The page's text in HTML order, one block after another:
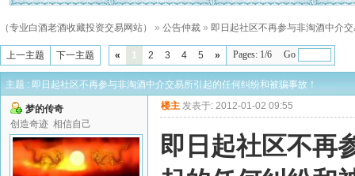
（专业白酒老酒收藏投资交易网站） » 公告仲裁 » 即日起社区不再参与非淘酒中介
上一主题 下一主题 « 1 2 3 4 5 » Pages: 1/6 Go
主题 : 即日起社区不再参与非淘酒中介交易所引起的任何纠纷和被骗事故！
梦的传奇
创造奇迹 相信自己
楼主 发表于: 2012-01-02 09:55
即日起社区不再